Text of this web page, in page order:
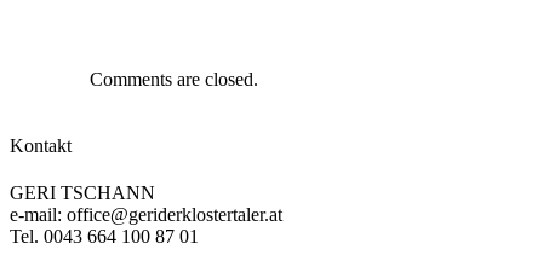
Comments are closed.
Kontakt
GERI TSCHANN
e-mail: office@geriderklostertaler.at
Tel. 0043 664 100 87 01